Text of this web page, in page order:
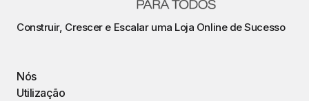
Construir, Crescer e Escalar uma Loja Online de Sucesso
Nós
Utilização